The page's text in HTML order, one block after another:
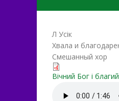
Л Усік
Хвала и
Смешанный хор
Вічний
Вічний Бог і
Вічний